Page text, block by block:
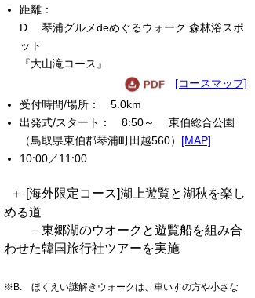
D. 琴浦グルメdeめぐるウォーク 森林浴スポ
ット
『大山滝コース』
[コースマップ]
5.0km
8:50～ 東伯総合公園
（鳥取県東伯郡琴浦町田越560） [MAP]
10:00／11:00
＋ [海外限定コース]湖上遊覧と湖秋を楽し
める道
－東郷湖のウオークと遊覧船を組み合
わせた韓国旅行社ツアーを実施
※B. ほくえい謎解きウォークは、車いすの方や小さな